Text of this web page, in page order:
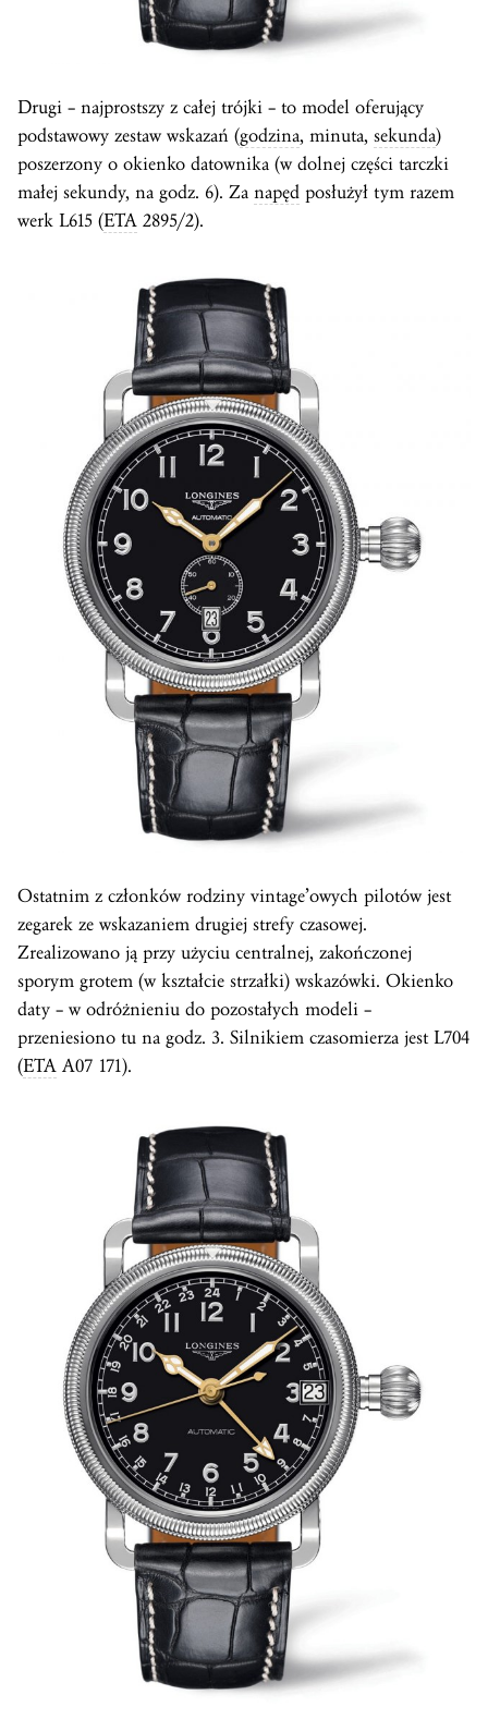
Drugi – najprostszy z całej trójki – to model oferujący
podstawowy zestaw wskazań (godzina, minuta, sekunda)
poszerzony o okienko datownika (w dolnej części tarczki
małej sekundy, na godz. 6). Za napęd posłużył tym razem
werk L615 (ETA 2895/2).
Ostatnim z członków rodziny vintage’owych pilotów jest
zegarek ze wskazaniem drugiej strefy czasowej.
Zrealizowano ją przy użyciu centralnej, zakończonej
sporym grotem (w kształcie strzałki) wskazówki. Okienko
daty – w odróżnieniu do pozostałych modeli –
przeniesiono tu na godz. 3. Silnikiem czasomierza jest L704
(ETA A07 171).